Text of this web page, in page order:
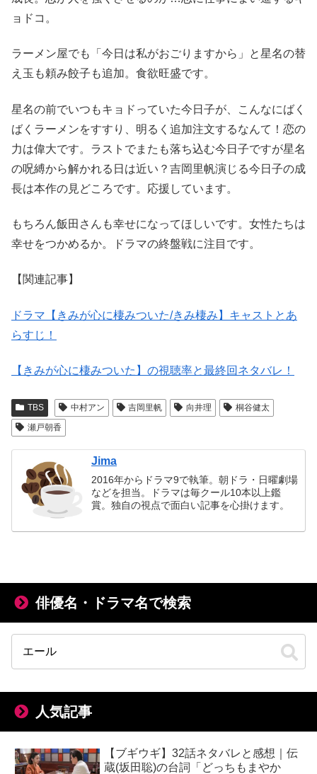
ョドコ。
ラーメン屋でも「今日は私がおごりますから」と星名の替
え玉も頼み餃子も追加。食欲旺盛です。
星名の前でいつもキョドっていた今日子が、こんなにばく
ばくラーメンをすすり、明るく追加注文するなんて！恋の
力は偉大です。ラストでまたも落ち込む今日子ですが星名
の呪縛から解かれる日は近い？吉岡里帆演じる今日子の成
長は本作の見どころです。応援しています。
もちろん飯田さんも幸せになってほしいです。女性たちは
幸せをつかめるか。ドラマの終盤戦に注目です。
【関連記事】
ドラマ【きみが心に棲みついた/きみ棲み】キャストとあ
らすじ！
【きみが心に棲みついた】の視聴率と最終回ネタバレ！
TBS 中村アン 吉岡里帆 向井理
桐谷健太
瀬戸朝香
Jima
2016年からドラマ9で執筆。朝ドラ・日曜劇場
などを担当。ドラマは毎クール10本以上鑑
賞。独自の視点で面白い記事を心掛けます。
俳優名・ドラマ名で検索
人気記事
【ブギウギ】32話ネタバレと感想｜伝
蔵(坂田聡)の台詞「どっちもまやか